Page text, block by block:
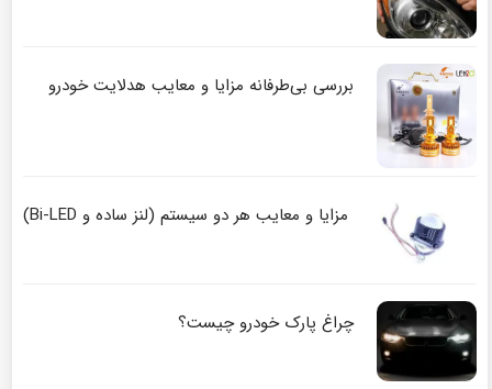
بررسی بی‌طرفانه مزایا و معایب هدلایت خودرو
مزایا و معایب هر دو سیستم (لنز ساده و Bi-LED)
چراغ پارک خودرو چیست؟